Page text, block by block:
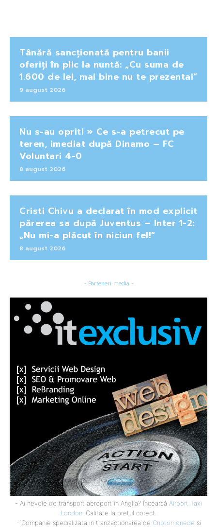
Tânără sancționată pentru banii
oferiți în plic la nuntă: „Cu suma de
1.600 de lei, mai bine nu te prezentai”
9 august 2026
Nu s-au oprit! » Ce s-a petrecut pe
teren, imediat după Dinamo – FC
Voluntari 4-0
8 august 2026
Cristi Chivu a declarat în mod explicit
părerea sa după Juventus – Inter 1-2:
„Nu mi-a plăcut în niciun fel!”
8 august 2026
- Parteneri media -
- Ai nevoie de transport aeroport in Anglia? Încearcă Airport Taxi
London . Calitate la prețul corect.
- Companie specializata in tranzactionarea de Criptomonede si